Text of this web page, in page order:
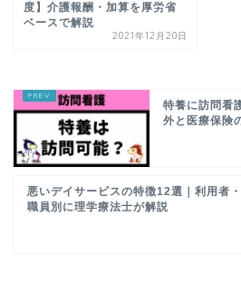
度】介護報酬・加算を厚労省
ベースで解説
2021年12月20日
特養に訪問看
外と医療保険
悪いデイサービスの特徴12選｜利用者・
職員別に理学療法士が解説